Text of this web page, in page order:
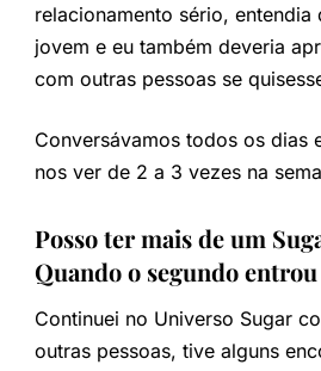
relacionamento sério, entendia
jovem e eu também deveria
com outras pessoas se
Conversávamos todos os dias
nos ver de 2 a 3 vezes na
Posso ter mais de um
Quando o segundo
Continuei no Universo Sugar
outras pessoas, tive alguns